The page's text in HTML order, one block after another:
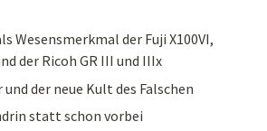
Wesensmerkmal der Fuji X100VI,
der Ricoh GR III und IIIx
der neue Kult des Falschen
statt schon vorbei